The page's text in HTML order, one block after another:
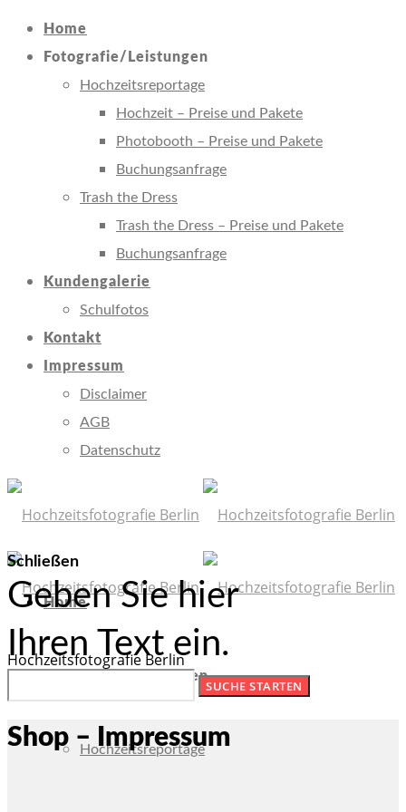
Home
Fotografie/Leistungen
Hochzeitsreportage
Hochzeit – Preise und Pakete
Photobooth – Preise und Pakete
Buchungsanfrage
Trash the Dress
Trash the Dress – Preise und Pakete
Buchungsanfrage
Kundengalerie
Schulfotos
Kontakt
Impressum
Disclaimer
AGB
Datenschutz
Hochzeitsfotografie Berlin
Home
Fotografie/Leistungen
Hochzeitsreportage
Schließen
Geben Sie hier
Ihren Text ein.
Shop – Impressum